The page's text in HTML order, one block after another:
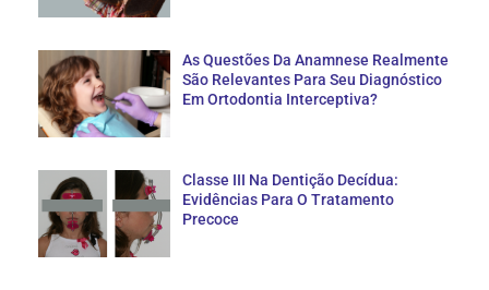
As Questões Da Anamnese Realmente
São Relevantes Para Seu Diagnóstico
Em Ortodontia Interceptiva?
Classe III Na Dentição Decídua:
Evidências Para O Tratamento
Precoce